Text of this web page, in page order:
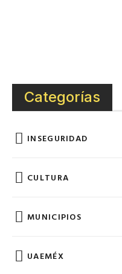
Categorías
INSEGURIDAD
CULTURA
MUNICIPIOS
UAEMÉX